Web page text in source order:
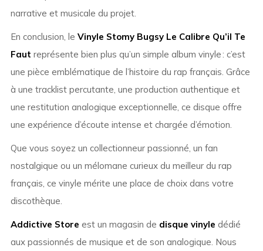
narrative et musicale du projet.
En conclusion, le Vinyle Stomy Bugsy Le Calibre Qu’il Te
Faut représente bien plus qu’un simple album vinyle : c’est
une pièce emblématique de l’histoire du rap français. Grâce
à une tracklist percutante, une production authentique et
une restitution analogique exceptionnelle, ce disque offre
une expérience d’écoute intense et chargée d’émotion.
Que vous soyez un collectionneur passionné, un fan
nostalgique ou un mélomane curieux du meilleur du rap
français, ce vinyle mérite une place de choix dans votre
discothèque.
Addictive Store est un magasin de disque vinyle dédié
aux passionnés de musique et de son analogique. Nous